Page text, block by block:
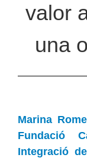
valor
una
Marina
Fundació
Integració